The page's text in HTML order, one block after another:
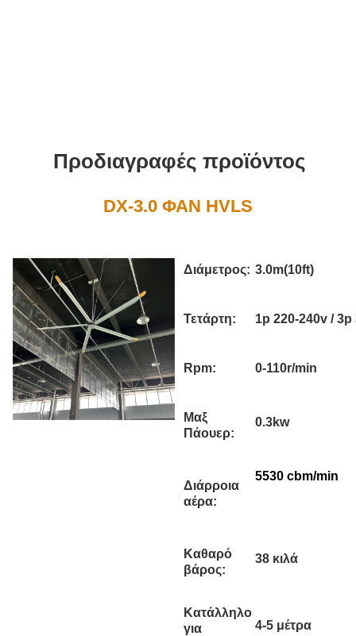
Προδιαγραφές προϊόντος
DX-3.0 ΦΑΝ HVLS
Διάμετρος: 3.0m(10ft)
Τετάρτη: 1p 220-240v / 3p
Rpm: 0-110r/min
Μαξ
Πάουερ:
0.3kw
Διάρροια
αέρα:
5530 cbm/min
Καθαρό
βάρος:
38 κιλά
Κατάλληλο
για
4-5 μέτρα